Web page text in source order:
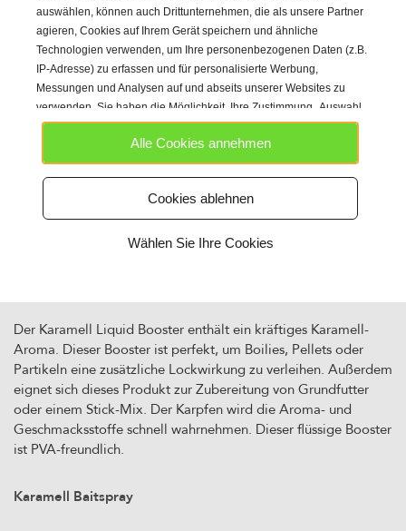
Diese Washed out orange Pop-ups haben einen köstlichen
karamell Geschmack. Durch die starke Auftriebskraft eignen
sich diese Pop-ups perfekt zum Ausbalancieren von
Hakenködern. Der süße Geruch und die hohe Lockwirkung
sorgen dafür, dass diese Pop-ups auch perfekt mit einem
Chod- oder Ronnie-Rig verwendet werden können. Die
leuchtende Farbe, die Duft- und Aromastoffe locken den
Karpfen schon aus großer Entfernung an. Dieses Produkt ist
sauber in einer wiederverschließbaren Dose verpackt. Dadurch
bleiben die Aroma- und Geschmacksstoffe für das beste
Ergebnis optimal erhalten.
Der Karamell Liquid Booster enthält ein kräftiges Karamell-
Aroma. Dieser Booster ist perfekt, um Boilies, Pellets oder
Partikeln eine zusätzliche Lockwirkung zu verleihen. Außerdem
eignet sich dieses Produkt zur Zubereitung von Grundfutter
oder einem Stick-Mix. Der Karpfen wird die Aroma- und
Geschmacksstoffe schnell wahrnehmen. Dieser flüssige Booster
ist PVA-freundlich.
Karamell Baitspray
auswählen, können auch Drittunternehmen, die als unsere Partner
agieren, Cookies auf Ihrem Gerät speichern und ähnliche
Technologien verwenden, um Ihre personenbezogenen Daten (z.B.
IP-Adresse) zu erfassen und für personalisierte Werbung,
Messungen und Analysen auf und abseits unserer Websites zu
verwenden. Sie haben die Möglichkeit, Ihre Zustimmung „Auswahl
anpassen“ detailliertere Einstellungen vornehmen.
Alle Cookies annehmen
Wählen Sie Ihre Cookies
Cookies ablehnen